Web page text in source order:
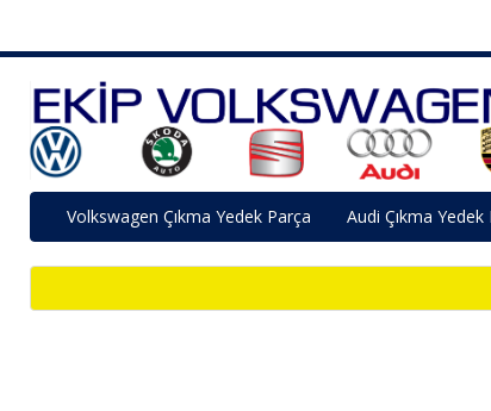
Volkswagen Çıkma Yedek Parça Audi Çıkma Yedek